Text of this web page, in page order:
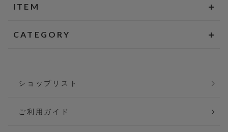
ITEM
CATEGORY
ショップリスト
ご利用ガイド